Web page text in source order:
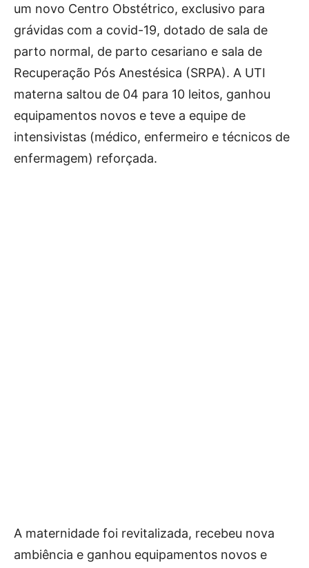
um novo Centro Obstétrico, exclusivo para
grávidas com a covid-19, dotado de sala de
parto normal, de parto cesariano e sala de
Recuperação Pós Anestésica (SRPA). A UTI
materna saltou de 04 para 10 leitos, ganhou
equipamentos novos e teve a equipe de
intensivistas (médico, enfermeiro e técnicos de
enfermagem) reforçada.
A maternidade foi revitalizada, recebeu nova
ambiência e ganhou equipamentos novos e